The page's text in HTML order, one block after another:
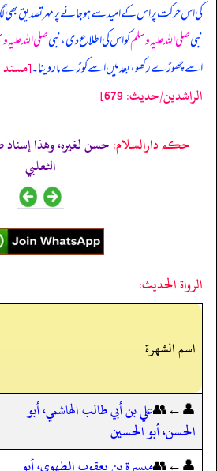
کی اس حرکت پر اس کے امید سے ہو جانے پر مہر تصدیق بھی
نبیصلی اللہ علیہ وسلمکو اس کی اطلاع دی، نبیصلی اللہ
اسے چھوڑے رکھو، بعد میں اسے کوڑے مار دینا۔[مسند
الراشدين/حدیث: 679]
حکم دارالسلام:حسن لغيره، وهذا
الثعلبي
الرواة الحديث:
اسم الشهرة
👤←👥علي بن أبي طالب الهاشمي، أبو
الحسن، أبو الحسين